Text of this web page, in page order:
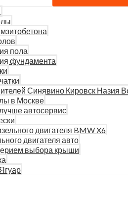
пола
фундамента
Синявино Кировск Назия
в Москве
автосервис
двигателя BMW X6
двигателя авто
выбора крыши